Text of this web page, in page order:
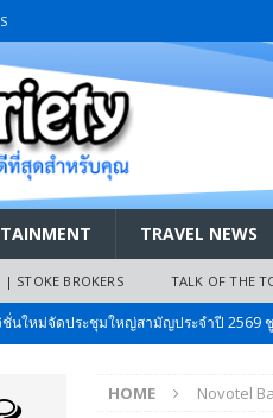
TRAVEL NEWS
STOKE BROKERS TALK OF THE
ชั่นใหม่จัดประชุมใหญ่สามัญประจำปี 2569
แล้วงานมหกรรมยานยนต์ The 47th
HOME Novotel